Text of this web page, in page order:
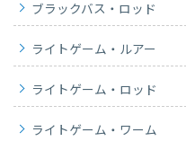
ブラックバス・ロッド
ライトゲーム・ルアー
ライトゲーム・ロッド
ライトゲーム・ワーム